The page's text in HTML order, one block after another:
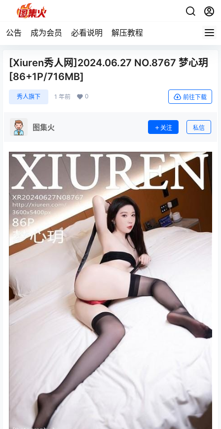
公告 成为会员 必看说明 解压教程
[Xiuren秀人网]2024.06.27 NO.8767 梦心玥
[86+1P/716MB]
秀人旗下 1 年前 0 前往下载
图集火 关注 私信